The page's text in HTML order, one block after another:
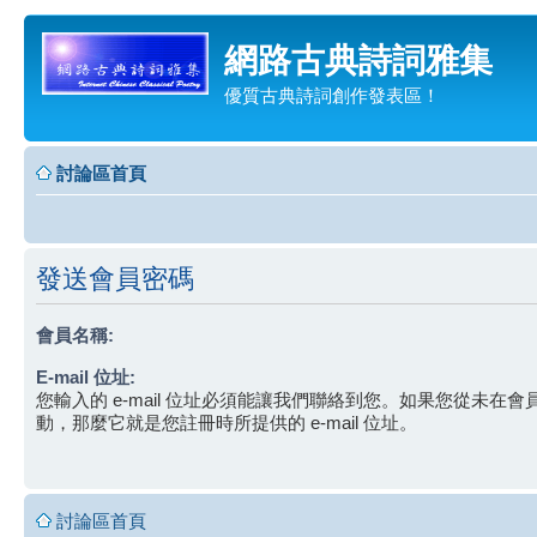
網路古典詩詞雅集
優質古典詩詞創作發表區！
討論區首頁
發送會員密碼
會員名稱:
E-mail 位址:
您輸入的 e-mail 位址必須能讓我們聯絡到您。如果您從未在會
動，那麼它就是您註冊時所提供的 e-mail 位址。
討論區首頁